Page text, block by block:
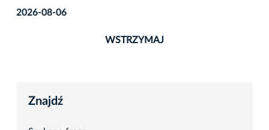
2026-08-06
WSTRZYMAJ
Znajdź